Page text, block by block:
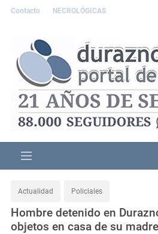
Contacto NECROLÓGICAS
Actualidad Policiales
Hombre detenido en
objetos en casa de su madre